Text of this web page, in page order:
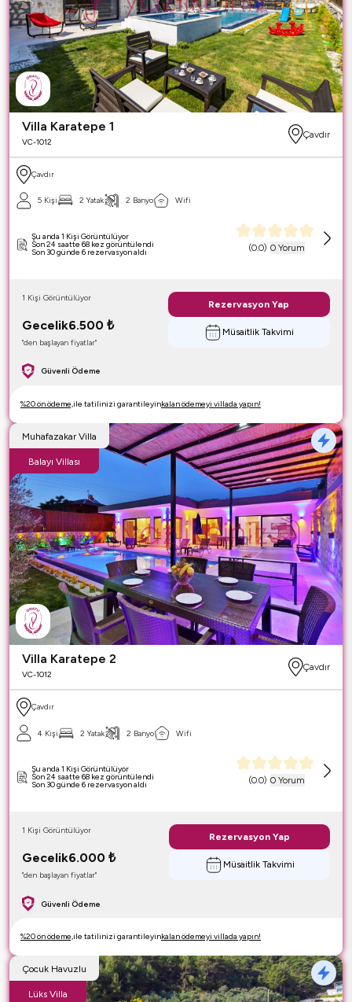
Villa Karatepe 1
VC-1012
Çavdır
Çavdır
5 Kişi 2 Yatak 2 Banyo Wifi
(0.0) 0 Yorum
Şu anda 1 Kişi Görüntülüyor
Son 24 saatte 68 kez görüntülendi
Son 30 günde 6 rezervasyon aldı
Güvenli Ödeme
Gecelik6.500 ₺
"den başlayan fiyatlar"
1 Kişi Görüntülüyor
Rezervasyon Yap
Müsaitlik Takvimi
%20 ön ödeme,ile tatilinizi garantileyinkalan ödemeyi villada yapın!
Muhafazakar Villa
Balayı Villası
Villa Karatepe 2
VC-1012
Çavdır
Çavdır
4 Kişi 2 Yatak 2 Banyo Wifi
(0.0) 0 Yorum
Şu anda 1 Kişi Görüntülüyor
Son 24 saatte 68 kez görüntülendi
Son 30 günde 6 rezervasyon aldı
Güvenli Ödeme
Gecelik6.000 ₺
"den başlayan fiyatlar"
1 Kişi Görüntülüyor
Rezervasyon Yap
Müsaitlik Takvimi
%20 ön ödeme,ile tatilinizi garantileyinkalan ödemeyi villada yapın!
Çocuk Havuzlu
Lüks Villa